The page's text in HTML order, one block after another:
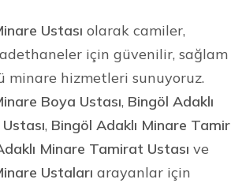
Ustası olarak camiler,
için güvenilir, sağlam
minare hizmetleri sunuyoruz.
Boya Ustası, Bingöl Adaklı
, Bingöl Adaklı Minare Tamir
Minare Tamirat Ustası ve
Ustaları arayanlar için